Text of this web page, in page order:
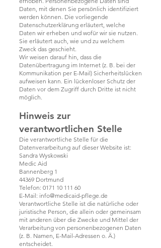
Daten, mit denen Sie persönlich identifiziert
werden können. Die vorliegende
Datenschutzerklärung erläutert, welche
Daten wir erheben und wofür wir sie nutzen.
Sie erläutert auch, wie und zu welchem
Zweck das geschieht.
Wir weisen darauf hin, dass die
Datenübertragung im Internet (z. B. bei der
Kommunikation per E-Mail) Sicherheitslücken
aufweisen kann. Ein lückenloser Schutz der
Daten vor dem Zugriff durch Dritte ist nicht
möglich.
Hinweis zur
verantwortlichen Stelle
Die verantwortliche Stelle für die
Datenverarbeitung auf dieser Website ist:
Sandra Wyskowski
Medic Aid
Bannenberg 1
44369 Dortmund
Telefon: 0171 10 111 60
E-Mail: info@medicaid-pflege.de
Verantwortliche Stelle ist die natürliche oder
juristische Person, die allein oder gemeinsam
mit anderen über die Zwecke und Mittel der
Verarbeitung von personenbezogenen Daten
(z. B. Namen, E-Mail-Adressen o. Ä.)
entscheidet.